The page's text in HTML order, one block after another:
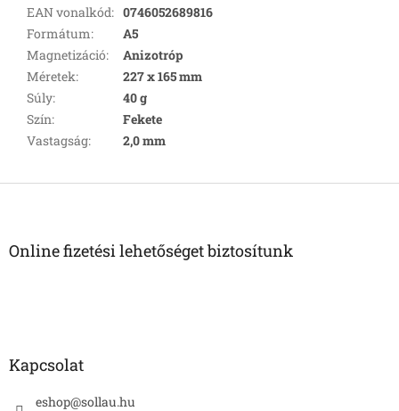
EAN vonalkód: 0746052689816
Formátum:
A5
Magnetizáció:
Anizotróp
Méretek:
227 x 165 mm
Súly:
40 g
Szín:
Fekete
Vastagság: 2,0 mm
L
Online fizetési lehetőséget biztosítunk
Kapcsolat
eshop@sollau.hu